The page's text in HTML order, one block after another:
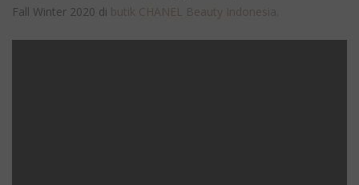
Fall Winter 2020 di butik CHANEL Beauty Indonesia.